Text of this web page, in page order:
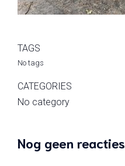
TAGS
No tags
CATEGORIES
No category
Nog geen reacties